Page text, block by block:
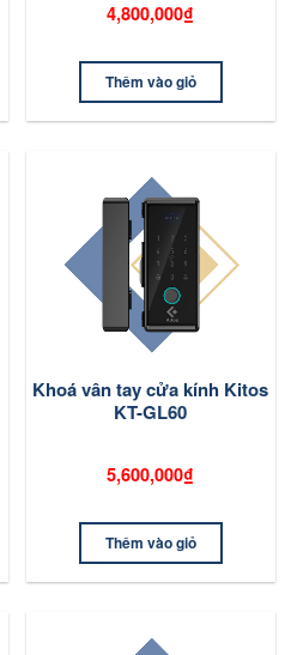
4,800,000₫
Thêm vào giỏ
Khoá vân tay cửa kính Kitos
KT-GL60
5,600,000₫
Thêm vào giỏ